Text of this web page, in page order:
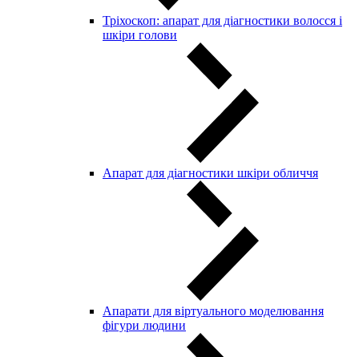
Тріхоскоп: апарат для діагностики волосся і
шкіри голови
Апарат для діагностики шкіри обличчя
Апарати для віртуального моделювання
фігури людини